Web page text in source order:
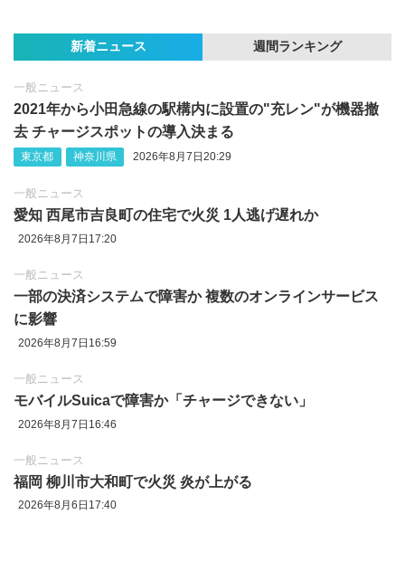
新着ニュース 週間ランキング
一般ニュース
2021年から小田急線の駅構内に設置の"充レン"が機器撤
去 チャージスポットの導入決まる
東京都 神奈川県 2026年8月7日20:29
一般ニュース
愛知 西尾市吉良町の住宅で火災 1人逃げ遅れか
2026年8月7日17:20
一般ニュース
一部の決済システムで障害か 複数のオンラインサービス
に影響
2026年8月7日16:59
一般ニュース
モバイルSuicaで障害か「チャージできない」
2026年8月7日16:46
一般ニュース
福岡 柳川市大和町で火災 炎が上がる
2026年8月6日17:40